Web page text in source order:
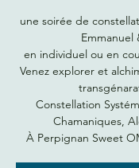
une soirée de
Emmanuel
en individuel ou en
Venez explorer et
Constellation
Chamaniques,
À Perpignan Sweet